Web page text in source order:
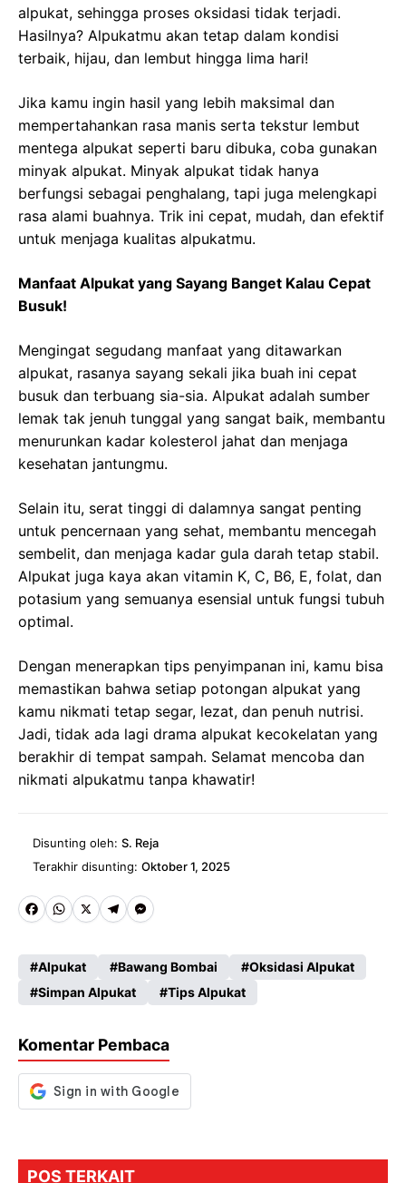
alpukat, sehingga proses oksidasi tidak terjadi.
Hasilnya? Alpukatmu akan tetap dalam kondisi
terbaik, hijau, dan lembut hingga lima hari!
Jika kamu ingin hasil yang lebih maksimal dan
mempertahankan rasa manis serta tekstur lembut
mentega alpukat seperti baru dibuka, coba gunakan
minyak alpukat. Minyak alpukat tidak hanya
berfungsi sebagai penghalang, tapi juga melengkapi
rasa alami buahnya. Trik ini cepat, mudah, dan efektif
untuk menjaga kualitas alpukatmu.
Manfaat Alpukat yang Sayang Banget Kalau Cepat
Busuk!
Mengingat segudang manfaat yang ditawarkan
alpukat, rasanya sayang sekali jika buah ini cepat
busuk dan terbuang sia-sia. Alpukat adalah sumber
lemak tak jenuh tunggal yang sangat baik, membantu
menurunkan kadar kolesterol jahat dan menjaga
kesehatan jantungmu.
Selain itu, serat tinggi di dalamnya sangat penting
untuk pencernaan yang sehat, membantu mencegah
sembelit, dan menjaga kadar gula darah tetap stabil.
Alpukat juga kaya akan vitamin K, C, B6, E, folat, dan
potasium yang semuanya esensial untuk fungsi tubuh
optimal.
Dengan menerapkan tips penyimpanan ini, kamu bisa
memastikan bahwa setiap potongan alpukat yang
kamu nikmati tetap segar, lezat, dan penuh nutrisi.
Jadi, tidak ada lagi drama alpukat kecokelatan yang
berakhir di tempat sampah. Selamat mencoba dan
nikmati alpukatmu tanpa khawatir!
Disunting oleh: S. Reja
Terakhir disunting: Oktober 1, 2025
Fa
b
o
k
W
ts
A
p
X
Te
gr
a
M
se
n
er
Alpukat Bawang Bombai
Oksidasi Alpukat
Simpan Alpukat
Tips Alpukat
Komentar Pembaca
POS TERKAIT